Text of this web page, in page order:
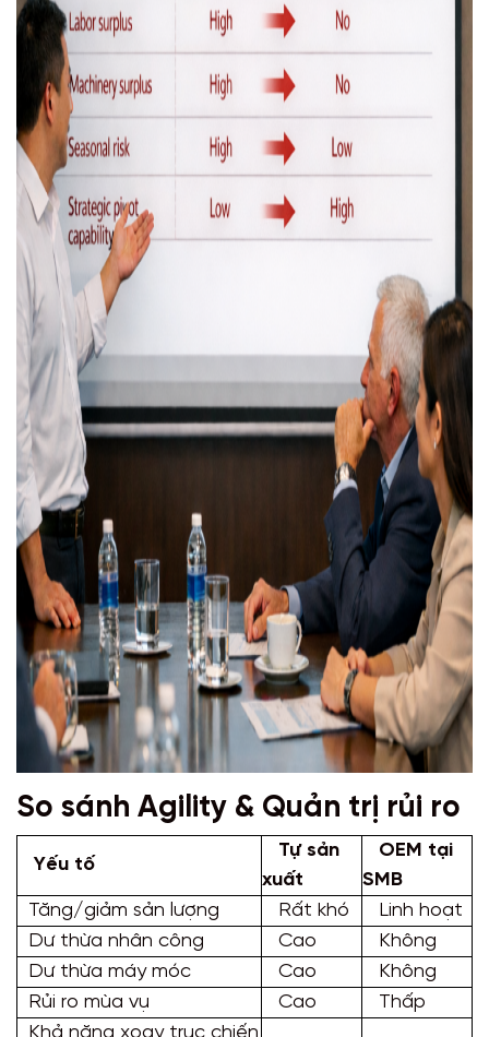
So sánh Agility & Quản trị rủi ro
Yếu tố
Tự sản
xuất
OEM tại
SMB
Tăng/giảm sản lượng
Rất khó
Linh hoạt
Dư thừa nhân công
Cao
Không
Dư thừa máy móc
Cao
Không
Rủi ro mùa vụ
Cao
Thấp